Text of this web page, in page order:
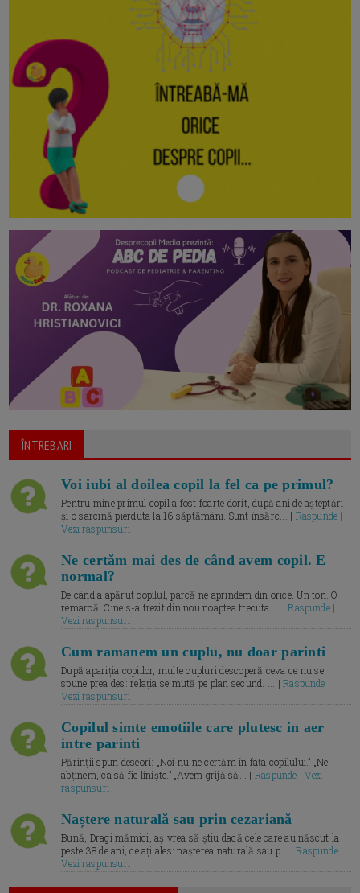
ÎNTREBARI
Voi iubi al doilea copil la fel ca pe primul?
Pentru mine primul copil a fost foarte dorit, după ani de așteptări
și o sarcină pierduta la 16 săptămâni. Sunt însărc... | Raspunde |
Vezi raspunsuri
Ne certăm mai des de când avem copil. E
normal?
De când a apărut copilul, parcă ne aprindem din orice. Un ton. O
remarcă. Cine s-a trezit din nou noaptea trecuta.... |Raspunde |
Vezi raspunsuri
Cum ramanem un cuplu, nu doar parinti
După apariția copiilor, multe cupluri descoperă ceva ce nu se
spune prea des: relația se mută pe plan secund. ... |Raspunde |
Vezi raspunsuri
Copilul simte emotiile care plutesc in aer
intre parinti
Părinții spun deseori: „Noi nu ne certăm în fața copilului.” „Ne
abținem, ca să fie liniște.” „Avem grijă să... | Raspunde | Vezi
raspunsuri
Naștere naturală sau prin cezariană
Bună, Dragi mămici, aș vrea să știu dacă cele care au născut la
peste 38 de ani, ce ați ales: nașterea naturală sau p... |Raspunde |
Vezi raspunsuri